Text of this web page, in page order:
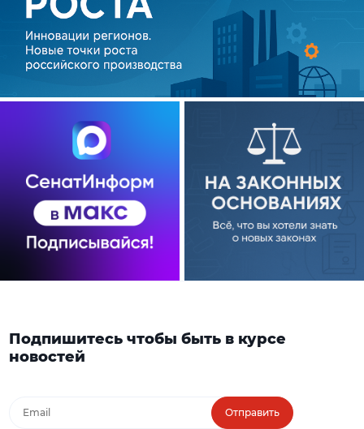
Подпишитесь чтобы быть в курсе
новостей
Отправить